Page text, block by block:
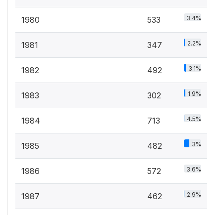
1980 533 3.4%
1981 347 2.2%
1982 492 3.1%
1983 302 1.9%
1984 713 4.5%
1985 482 3%
1986 572 3.6%
1987 462 2.9%